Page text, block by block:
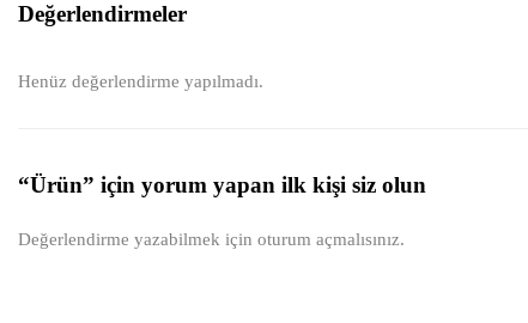
Değerlendirmeler
Henüz değerlendirme yapılmadı.
“Ürün” için yorum yapan ilk kişi siz olun
Değerlendirme yazabilmek için oturum açmalısınız.